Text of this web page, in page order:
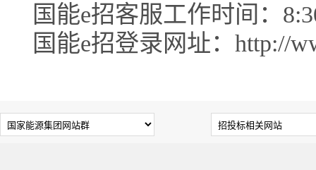
国能e招客服工作时间：
国能e招登录网址：http://